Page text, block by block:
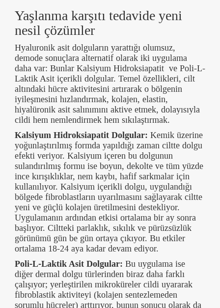
Yaşlanma karşıtı tedavide yeni
nesil çözümler
Hyaluronik asit dolguların yarattığı olumsuz,
demode sonuçlara alternatif olarak iki uygulama
daha var: Bunlar Kalsiyum Hidroksiapatit ve Poli-L-
Laktik Asit içerikli dolgular. Temel özellikleri, cilt
altındaki hücre aktivitesini artırarak o bölgenin
iyileşmesini hızlandırmak, kolajen, elastin,
hiyalüronik asit salınımını aktive etmek, dolayısıyla
cildi hem nemlendirmek hem sıkılaştırmak.
Kalsiyum Hidroksiapatit Dolgular: Kemik üzerine
yoğunlaştırılmış formda yapıldığı zaman ciltte dolgu
efekti veriyor. Kalsiyum içeren bu dolgunun
sulandırılmış formu ise boyun, dekolte ve tüm yüzde
ince kırışıklıklar, nem kaybı, hafif sarkmalar için
kullanılıyor. Kalsiyum içerikli dolgu, uygulandığı
bölgede fibroblastların uyarılmasını sağlayarak ciltte
yeni ve güçlü kolajen üretilmesini destekliyor.
Uygulamanın ardından etkisi ortalama bir ay sonra
başlıyor. Ciltteki parlaklık, sıkılık ve pürüzsüzlük
görünümü gün be gün ortaya çıkıyor. Bu etkiler
ortalama 18-24 aya kadar devam ediyor.
Poli-L-Laktik Asit Dolgular: Bu uygulama ise
diğer dermal dolgu türlerinden biraz daha farklı
çalışıyor; yerleştirilen mikroküreler cildi uyararak
fibroblastik aktiviteyi (kolajen sentezlemeden
sorumlu hücreler) arttırıyor, bunun sonucu olarak da